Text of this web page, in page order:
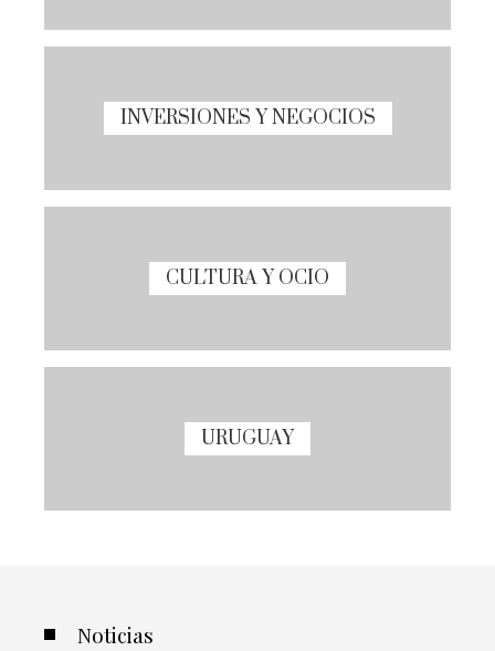
INVERSIONES Y NEGOCIOS
CULTURA Y OCIO
URUGUAY
Noticias